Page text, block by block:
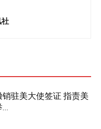
驻美大使签证 指责美